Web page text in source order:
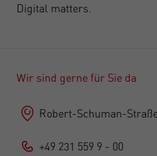
Digital matters.
Wir sind gerne für Sie da
Robert-Schuman-
+49 231 559 9 - 00